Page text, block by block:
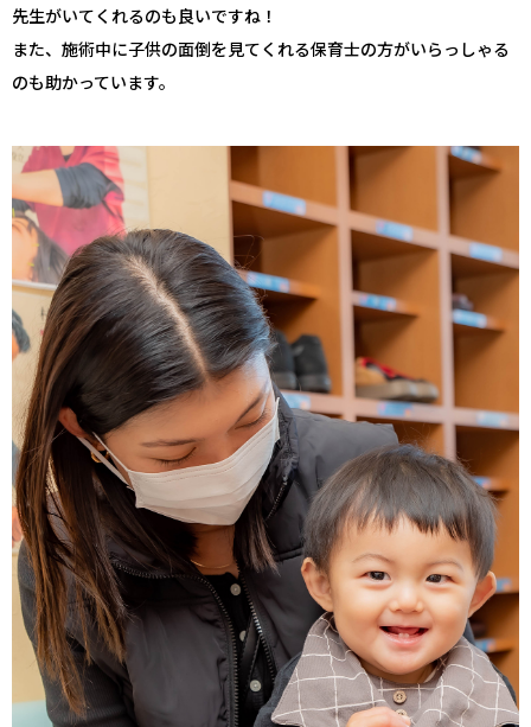
先生がいてくれるのも良いですね！
また、施術中に子供の面倒を見てくれる保育士の方がいらっしゃる
のも助かっています。